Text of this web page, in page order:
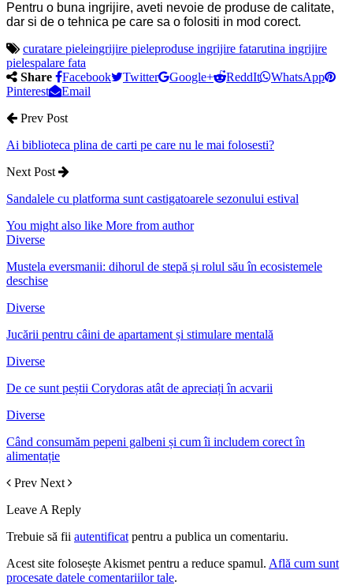
Pentru o buna ingrijire, aveti nevoie de produse de calitate,
dar si de o tehnica pe care sa o folositi in mod corect.
curatare pieleingrijire pieleproduse ingrijire fatarutina ingrijire
pielespalare fata
Share
Facebook Twitter Google+ ReddIt
WhatsApp
Pinterest
Email
Prev Post
Ai biblioteca plina de carti pe care nu le mai folosesti?
Next Post
Sandalele cu platforma sunt castigatoarele sezonului estival
You might also like More from author
Diverse
Mustela eversmanii: dihorul de stepă și rolul său în ecosistemele
deschise
Diverse
Jucării pentru câini de apartament și stimulare mentală
Diverse
De ce sunt peștii Corydoras atât de apreciați în acvarii
Diverse
Când consumăm pepeni galbeni și cum îi includem corect în
alimentație
Prev Next
Leave A Reply
Trebuie să fii autentificat pentru a publica un comentariu.
Acest site folosește Akismet pentru a reduce spamul. Află cum sunt
procesate datele comentariilor tale.